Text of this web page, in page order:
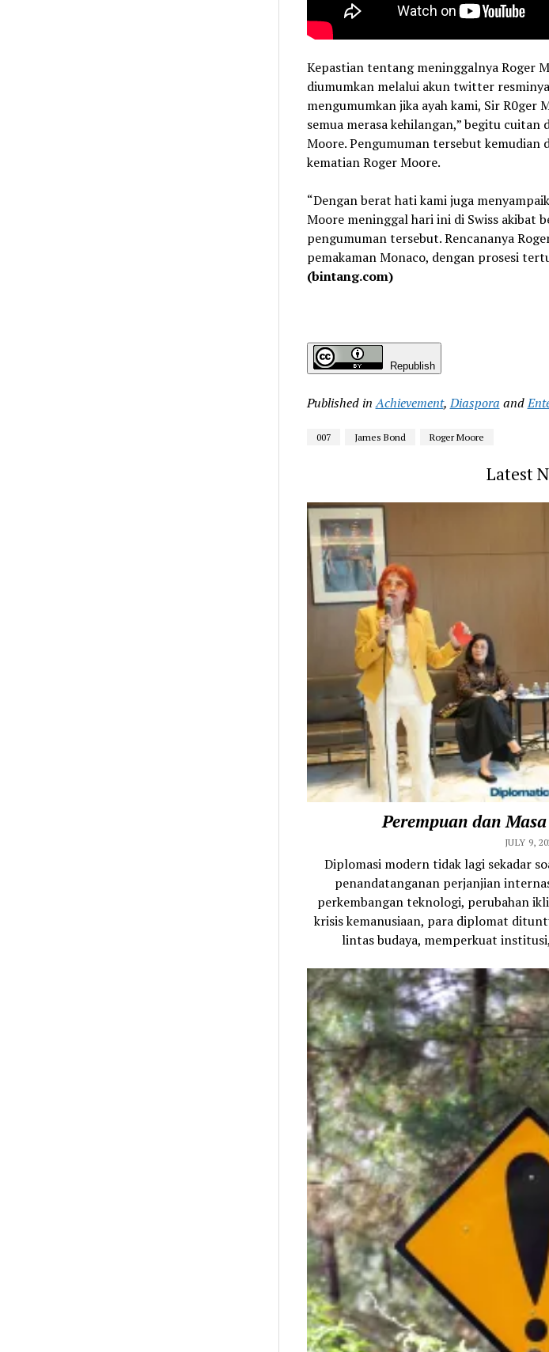
Kepastian tentang meninggalnya Roger
diumumkan melalui akun twitter
mengumumkan jika ayah kami, Sir R0ger
semua merasa kehilangan,” begitu
Moore. Pengumuman tersebut kemudian
kematian Roger Moore.
“Dengan berat hati kami juga
Moore meninggal hari ini di Swiss akibat
pengumuman tersebut. Rencananya
pemakaman Monaco, dengan prosesi
(bintang.com)
Republish
Published in Achievement,Diaspora and
007 James Bond Roger Moore
Latest
Perempuan dan
JULY 9,
Diplomasi modern tidak lagi sekadar
penandatanganan perjanjian
perkembangan teknologi, perubahan
krisis kemanusiaan, para diplomat
lintas budaya, memperkuat